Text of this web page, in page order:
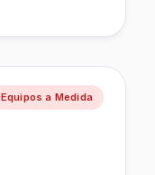
Equipos a Medida